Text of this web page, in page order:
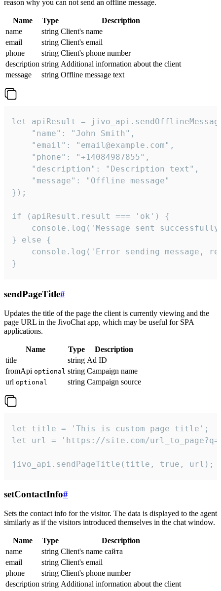
reason why you can not send an offline message.
Name Type
Description
name
string Client's name
email
string Client's email
phone
string Client's phone number
description string Additional information about the client
message
string Offline message text
let apiResult =
    "name": "John Smith",
    "email": "email@example.com",
    "phone": "+14084987855",
    "description": "Description text",
    "message": "Offline message"
});
if (apiResult.result === 'ok') {
console.log('Message sent
} else {
console.log('Error sending message,
}
sendPageTitle#
Updates the title of the page the client is currently viewing and the
page URL in the JivoChat app, which may be useful for SPA
applications.
Name Type
Description
title
string Ad ID
fromApi optional string Campaign name
url optional string Campaign source
let title = 'This is custom page title';
let url = 'https://site.com/
jivo_api.sendPageTitle(title, true, url);
setContactInfo#
Sets the contact info for the visitor. The data is displayed to the agent
similarly as if the visitors introduced themselves in the chat window.
Name Type
Description
name
string Client's name сайта
email
string Client's email
phone
string Client's phone number
description string Additional information about the client